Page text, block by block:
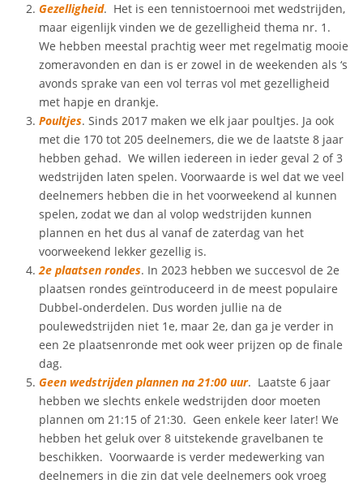
Gezelligheid. Het is een tennistoernooi met wedstrijden,
maar eigenlijk vinden we de gezelligheid thema nr. 1.
We hebben meestal prachtig weer met regelmatig mooie
zomeravonden en dan is er zowel in de weekenden als ‘s
avonds sprake van een vol terras vol met gezelligheid
met hapje en drankje.
Poultjes. Sinds 2017 maken we elk jaar poultjes. Ja ook
met die 170 tot 205 deelnemers, die we de laatste 8 jaar
hebben gehad. We willen iedereen in ieder geval 2 of 3
wedstrijden laten spelen. Voorwaarde is wel dat we veel
deelnemers hebben die in het voorweekend al kunnen
spelen, zodat we dan al volop wedstrijden kunnen
plannen en het dus al vanaf de zaterdag van het
voorweekend lekker gezellig is.
2e plaatsen rondes. In 2023 hebben we succesvol de 2e
plaatsen rondes geïntroduceerd in de meest populaire
Dubbel-onderdelen. Dus worden jullie na de
poulewedstrijden niet 1e, maar 2e, dan ga je verder in
een 2e plaatsenronde met ook weer prijzen op de finale
dag.
Geen wedstrijden plannen na 21:00 uur. Laatste 6 jaar
hebben we slechts enkele wedstrijden door moeten
plannen om 21:15 of 21:30. Geen enkele keer later! We
hebben het geluk over 8 uitstekende gravelbanen te
beschikken. Voorwaarde is verder medewerking van
deelnemers in die zin dat vele deelnemers ook vroeg